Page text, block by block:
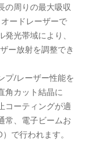
の周りの最大吸収
ードレーザーで
光帯域により、
ー放射を調整でき
プ/レーザー性能を
角カット結晶に
コーティングが適
常、電子ビームお
で行われます。